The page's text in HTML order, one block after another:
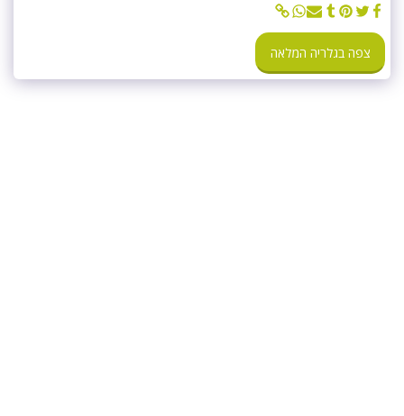
צפה בגלריה המלאה